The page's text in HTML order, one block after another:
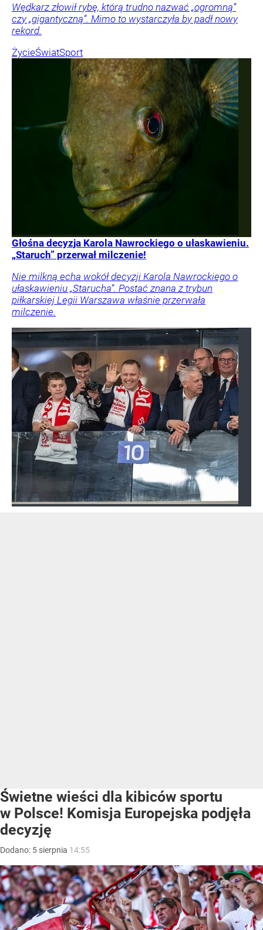
Wędkarz złowił rybę, którą trudno nazwać „ogromną”
czy „gigantyczną”. Mimo to wystarczyła by padł nowy
rekord.
ŻycieŚwiatSport
Głośna decyzja Karola Nawrockiego o ułaskawieniu.
„Staruch” przerwał milczenie!
Nie milkną echa wokół decyzji Karola Nawrockiego o
ułaskawieniu „Starucha”. Postać znana z trybun
piłkarskiej Legii Warszawa właśnie przerwała
milczenie.
Świetne wieści dla kibiców sportu
w Polsce! Komisja Europejska podjęła
decyzję
Dodano: 5 sierpnia 14:55